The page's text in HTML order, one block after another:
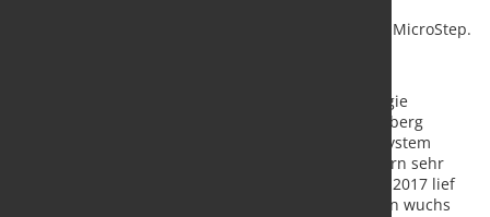
Plasmaschneidanlage der Baureihe MasterCut von MicroStep.
Die Produkte wurden den Stärken dieser Technologie
angepasst. Die installierte Plasmastromquelle Kjellberg
HiFocus 161i neo wurde auf das schallreduzierte System
SilentCut umgerüstet. „Das hat unseren Mitarbeitern sehr
gefallen. Das war gut“, so Franz Humberg. Ab April 2017 lief
die Plasmaschneidanlage, der Bedarf an Laserteilen wuchs